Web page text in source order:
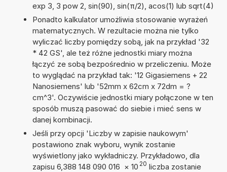
exp 3, 3 pow 2, sin(90), sin(π/2), acos(1) lub sqrt(4)
Ponadto kalkulator umożliwia stosowanie wyrażeń
matematycznych. W rezultacie można nie tylko
wyliczać liczby pomiędzy sobą, jak na przykład '32
* 42 GS', ale też różne jednostki miary można
łączyć ze sobą bezpośrednio w przeliczeniu. Może
to wyglądać na przykład tak: '12 Gigasiemens + 22
Nanosiemens' lub '52mm x 62cm x 72dm = ?
cm^3'. Oczywiście jednostki miary połączone w ten
sposób muszą pasować do siebie i mieć sens w
danej kombinacji.
Jeśli przy opcji 'Liczby w zapisie naukowym'
postawiono znak wyboru, wynik zostanie
wyświetlony jako wykładniczy. Przykładowo, dla
zapisu 6,388 148 090 016 × 10 20 liczba zostanie